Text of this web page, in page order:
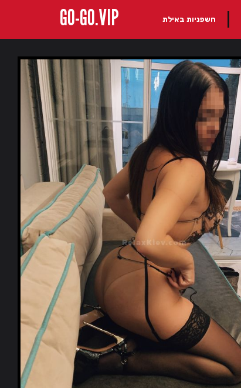
GO-GO.VIP חשפניות באילת